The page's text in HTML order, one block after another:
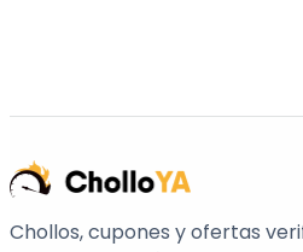
Chollos, cupones y ofertas